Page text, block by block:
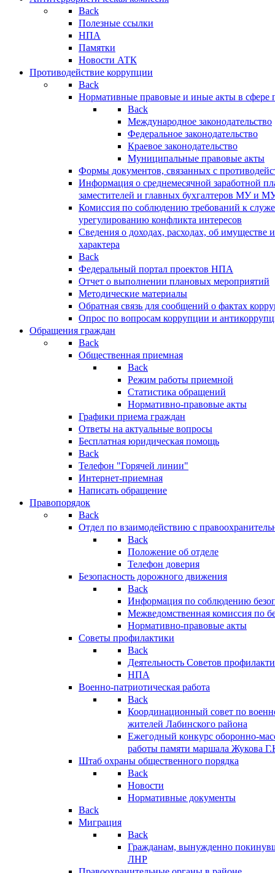
Back
Полезные ссылки
НПА
Памятки
Новости АТК
Противодействие коррупции
Back
Нормативные правовые и иные акты в сфере
Back
Международное законодательство
Федеральное законодательство
Краевое законодательство
Муниципальные правовые акты
Формы документов, связанных с
Информация о среднемесячной заработной
заместителей и главных бухгалтеров МУ и
Комиссия по соблюдению требований к
урегулированию конфликта интересов
Сведения о доходах, расходах, об имуществе
характера
Back
Федеральный портал проектов НПА
Отчет о выполнении плановых мероприятий
Методические материалы
Обратная связь для сообщений о фактах
Опрос по вопросам коррупции и
Обращения граждан
Back
Общественная приемная
Back
Режим работы приемной
Статистика обращений
Нормативно-правовые акты
Графики приема граждан
Ответы на актуальные вопросы
Бесплатная юридическая помощь
Back
Телефон "Горячей линии"
Интернет-приемная
Написать обращение
Правопорядок
Back
Отдел по взаимодействию с
Back
Положение об отделе
Телефон доверия
Безопасность дорожного движения
Back
Информация по соблюдению
Межведомственная комиссия по
Нормативно-правовые акты
Советы профилактики
Back
Деятельность Советов
НПА
Военно-патриотическая работа
Back
Координационный совет по
жителей Лабинского района
Ежегодный конкурс оборонно-
работы памяти маршала Жукова
Штаб охраны общественного порядка
Back
Новости
Нормативные документы
Back
Миграция
Back
Гражданам, вынужденно
ЛНР